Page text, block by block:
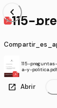
chevron_left
115-
-
115-
a-y-
open_in_new Abrir